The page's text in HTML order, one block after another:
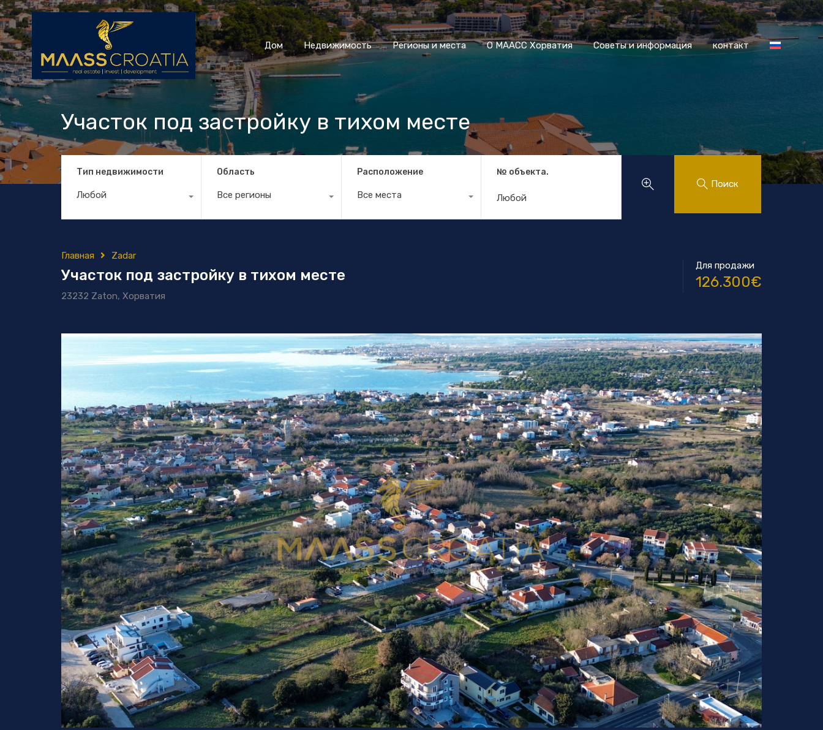
Дом Недвижимость Регионы и места О МААСС Хорватия Советы и информация контакт
Дом Недвижимость Регионы и места О МААСС Хорватия Советы и информация контакт
Участок под застройку в тихом месте
Тип недвижимости
Любой
Область
Все регионы
Расположение
Все места
№ объекта.
Поиск
Главная Zadar
Участок под застройку в тихом месте
23232 Zaton, Хорватия
Для продажи
126.300€